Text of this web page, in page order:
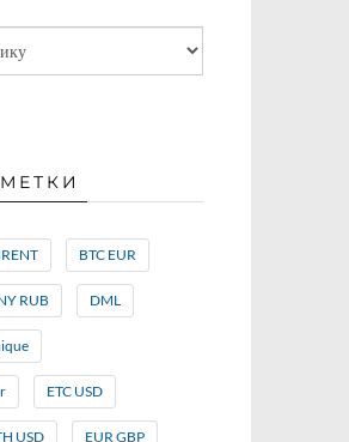
МЕТКИ
BTC EUR
RUB DML
ETC USD
USD EUR GBP